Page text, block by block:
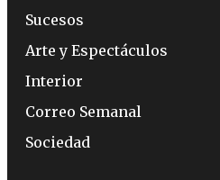
Sucesos
Arte y Espectáculos
Interior
Correo Semanal
Sociedad